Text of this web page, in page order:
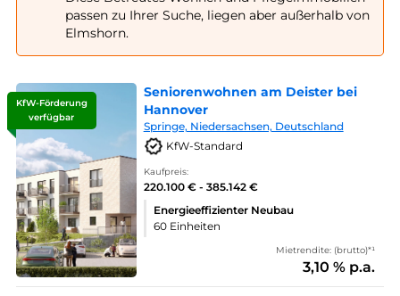
passen zu Ihrer Suche, liegen aber außerhalb von
Elmshorn.
KfW-Förderung
verfügbar
Seniorenwohnen am Deister bei
Hannover
Springe, Niedersachsen, Deutschland
KfW-Standard
Kaufpreis:
220.100 € - 385.142 €
Energieeffizienter Neubau
60 Einheiten
Mietrendite: (brutto)*¹
3,10 % p.a.